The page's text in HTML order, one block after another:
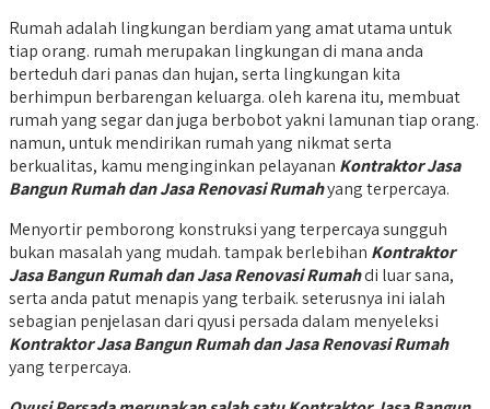
Rumah adalah lingkungan berdiam yang amat utama untuk
tiap orang. rumah merupakan lingkungan di mana anda
berteduh dari panas dan hujan, serta lingkungan kita
berhimpun berbarengan keluarga. oleh karena itu, membuat
rumah yang segar dan juga berbobot yakni lamunan tiap orang.
namun, untuk mendirikan rumah yang nikmat serta
berkualitas, kamu menginginkan pelayanan Kontraktor Jasa
Bangun Rumah dan Jasa Renovasi Rumahyang terpercaya.
Menyortir pemborong konstruksi yang terpercaya sungguh
bukan masalah yang mudah. tampak berlebihan Kontraktor
Jasa Bangun Rumah dan Jasa Renovasi Rumahdi luar sana,
serta anda patut menapis yang terbaik. seterusnya ini ialah
sebagian penjelasan dari qyusi persada dalam menyeleksi
Kontraktor Jasa Bangun Rumah dan Jasa Renovasi Rumah
yang terpercaya.